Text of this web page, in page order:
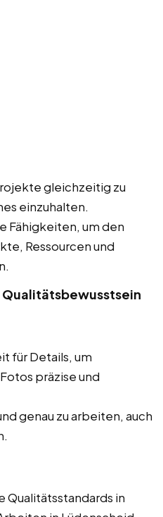
gleichzeitig zu
einzuhalten.
Fähigkeiten, um den
Ressourcen und
für Details, um
präzise und
genau zu arbeiten, auch
Qualitätsstandards in